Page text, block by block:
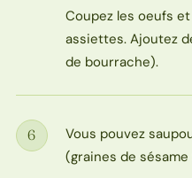
Coupez les oeufs
assiettes. Ajoutez
de bourrache).
Étape
6
Vous pouvez
(graines de sésame